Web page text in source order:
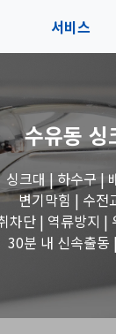
서비스
블로그
수유동 싱
싱크대 | 하수구 |
변기막힘 | 수전
차단 | 역류방지 |
30분 내 신속출동